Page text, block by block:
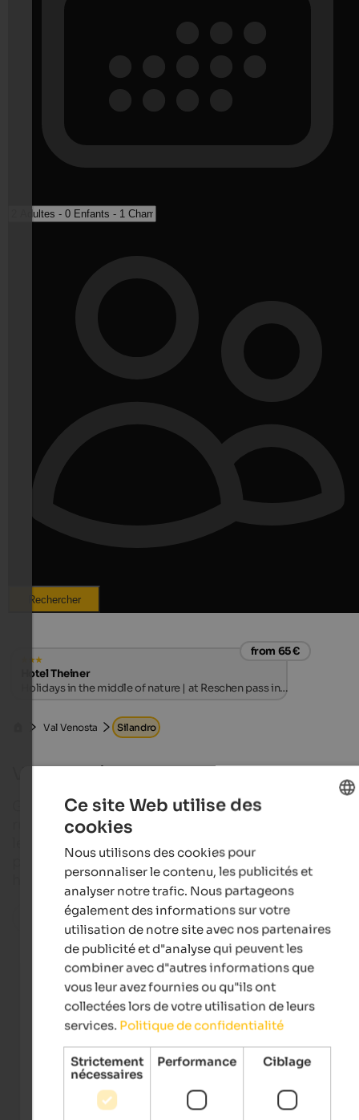
Rechercher
from 65 €
Hotel Theiner
Holidays in the middle of nature | at Reschen pass in
Val Venosta Silandro
Glacier et vignes. L'ambiance d'une petite ville et
rurale. Une nature intacte et une activité intense.
passionnants s'unissent pour former un tout
harmonieux.
Toutes les localités de la région
Hotels in Schlanders
Apartments in Schlanders
Ce site Web utilise des
cookies
Nous utilisons des cookies pour
personnaliser le contenu, les publicités et
analyser notre trafic. Nous partageons
également des informations sur votre
utilisation de notre site avec nos partenaires
de publicité et d"analyse qui peuvent les
combiner avec d"autres informations que
vous leur avez fournies ou qu"ils ont
collectées lors de votre utilisation de leurs
services. Politique de confidentialité
Strictement
nécessaires
Performance Ciblage